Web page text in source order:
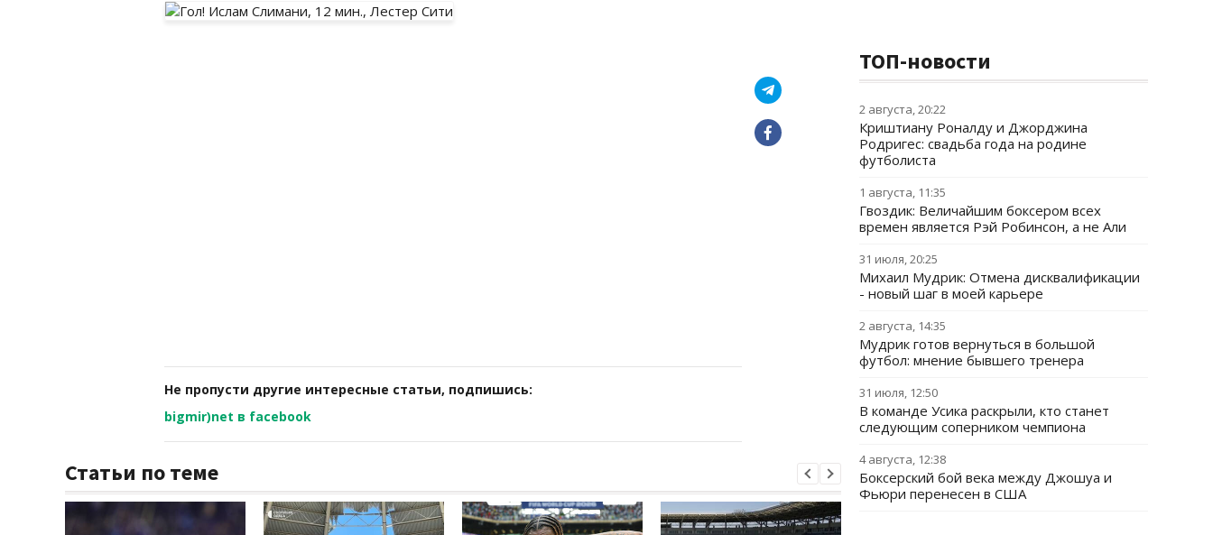
Не пропусти другие интересные статьи, подпишись:
bigmir)net в facebook
Статьи по теме
ТОП-новости
2 августа, 20:22
Криштиану Роналду и Джорджина
Родригес: свадьба года на родине
футболиста
1 августа, 11:35
Гвоздик: Величайшим боксером всех
времен является Рэй Робинсон, а не Али
31 июля, 20:25
Михаил Мудрик: Отмена дисквалификации
- новый шаг в моей карьере
2 августа, 14:35
Мудрик готов вернуться в большой
футбол: мнение бывшего тренера
31 июля, 12:50
В команде Усика раскрыли, кто станет
следующим соперником чемпиона
4 августа, 12:38
Боксерский бой века между Джошуа и
Фьюри перенесен в США